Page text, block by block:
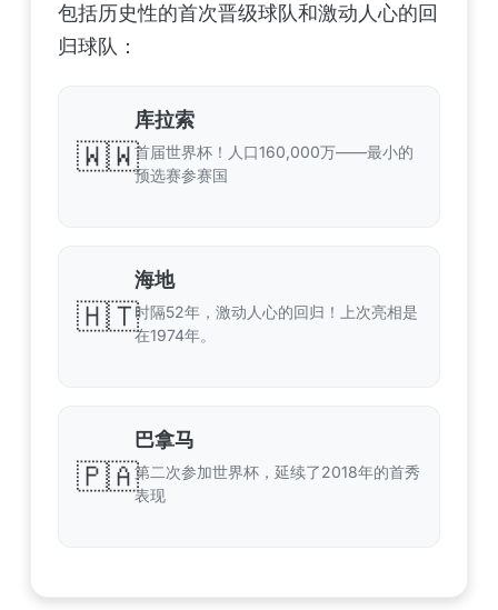
包括历史性的首次晋级球队和激动人心的回
归球队：
🇼🇼
库拉索
首届世界杯！人口160,000万——最小的
预选赛参赛国
🇭🇹
海地
时隔52年，激动人心的回归！上次亮相是
在1974年。
🇵🇦
巴拿马
第二次参加世界杯，延续了2018年的首秀
表现